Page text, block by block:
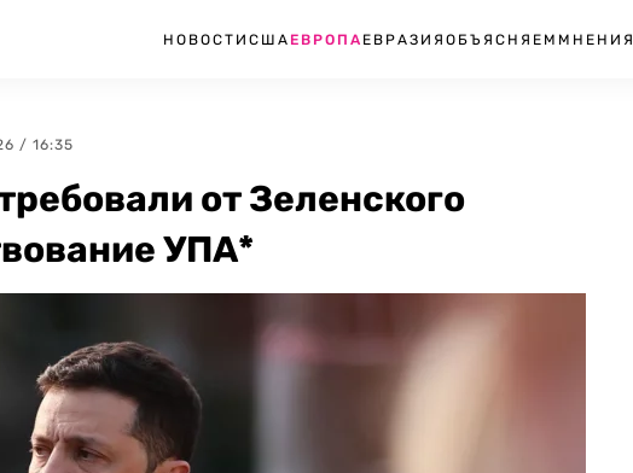
НОВОСТИ США ЕВРОПА ЕВРАЗИЯ ОБЪЯСНЯЕМ МНЕНИЯ
/ 16:35
от Зеленского
УПА*